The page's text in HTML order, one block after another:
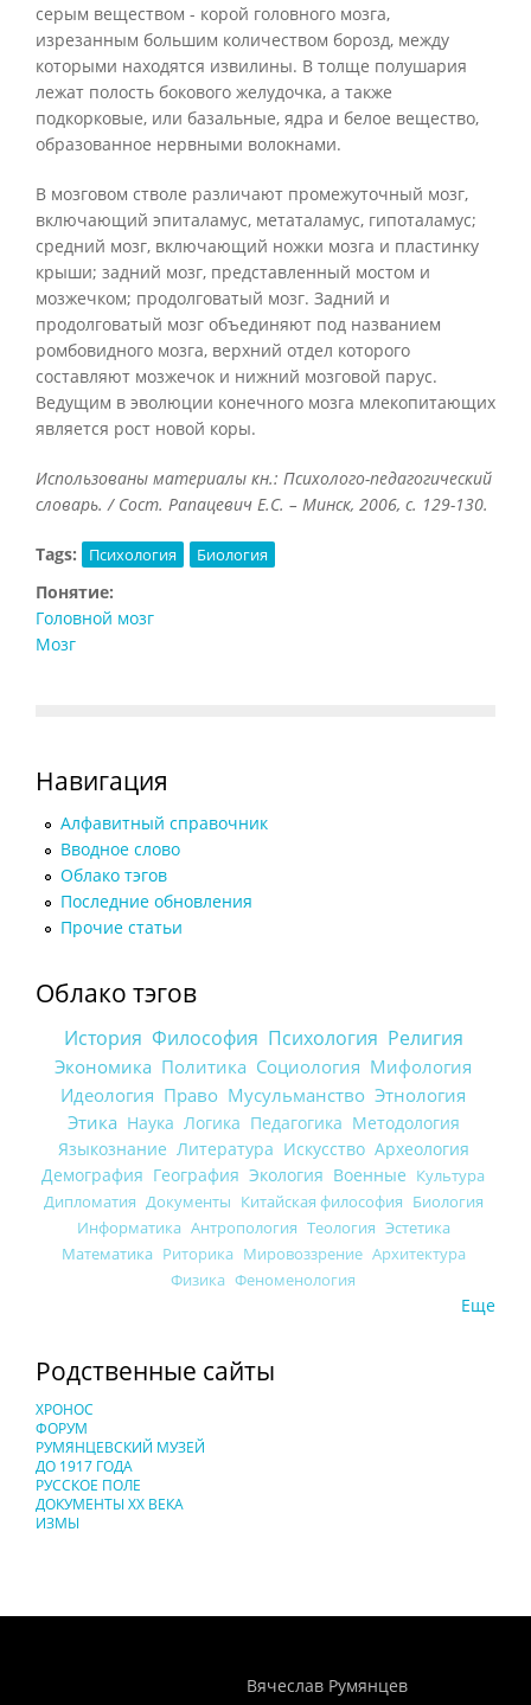
серым веществом - корой головного мозга,
изрезанным большим количеством борозд, между
которыми находятся извилины. В толще полушария
лежат полость бокового желудочка, а также
подкорковые, или базальные, ядра и белое вещество,
образованное нервными волокнами.
В мозговом стволе различают промежуточный мозг,
включающий эпиталамус, метаталамус, гипоталамус;
средний мозг, включающий ножки мозга и пластинку
крыши; задний мозг, представленный мостом и
мозжечком; продолговатый мозг. Задний и
продолговатый мозг объединяют под названием
ромбовидного мозга, верхний отдел которого
составляют мозжечок и нижний мозговой парус.
Ведущим в эволюции конечного мозга млекопитающих
является рост новой коры.
Использованы материалы кн.: Психолого-педагогический
словарь. / Сост. Рапацевич Е.С. – Минск, 2006, с. 129-130.
Tags: Психология Биология
Понятие:
Головной мозг
Мозг
Навигация
Алфавитный справочник
Вводное слово
Облако тэгов
Последние обновления
Прочие статьи
Облако тэгов
История Философия Психология Религия
Экономика Политика Социология Мифология
Идеология Право Мусульманство Этнология
Этика Наука Логика Педагогика Методология
Языкознание Литература Искусство Археология
Демография География Экология Военные Культура
Дипломатия Документы Китайская философия Биология
Информатика Антропология Теология Эстетика
Математика Риторика Мировоззрение Архитектура
Физика Феноменология
Еще
Родственные сайты
ХРОНОС
ФОРУМ
РУМЯНЦЕВСКИЙ МУЗЕЙ
ДО 1917 ГОДА
РУССКОЕ ПОЛЕ
ДОКУМЕНТЫ XX ВЕКА
ИЗМЫ
Вячеслав Румянцев